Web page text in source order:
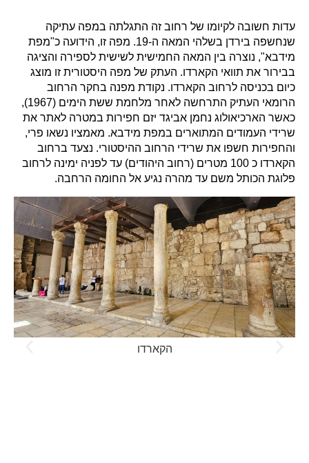
עדות חשובה לקיומו של רחוב זה התגלתה במפה עתיקה
שנחשפה בירדן בשלהי המאה ה-19. מפה זו, הידועה כ"מפת
מידבא", נוצרה בין המאה החמישית לשישית לספירה והציגה
בבירור את תוואי הקארדו. העתק של מפה היסטורית זו מוצג
כיום בכניסה לרחוב הקארדו. נקודת מפנה בחקר הרחוב
הרומאי העתיק התרחשה לאחר מלחמת ששת הימים (1967),
כאשר הארכיאולוג נחמן אביגד יזם חפירות במטרה לאתר את
שרידי העמודים המתוארים במפת מידבא. מאמציו נשאו פרי,
והחפירות חשפו את שרידי הרחוב ההיסטורי. נצעד ברחוב
הקארדו כ 100 מטרים (רחוב היהודים) עד לפניה ימינה לרחוב
פלוגת הכותל משם עד מהרה נגיע אל החומה הרחבה.
הקארדו